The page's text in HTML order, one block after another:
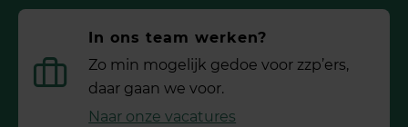
In ons team werken?
Zo min mogelijk gedoe voor ­zzp’ers,
daar gaan we voor.
Naar onze vacatures